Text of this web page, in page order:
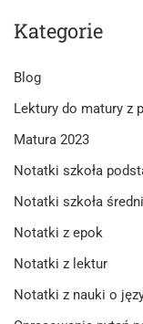
Kategorie
Blog
Lektury do matury z
Matura 2023
Notatki szkoła
Notatki szkoła
Notatki z epok
Notatki z lektur
Notatki z nauki o